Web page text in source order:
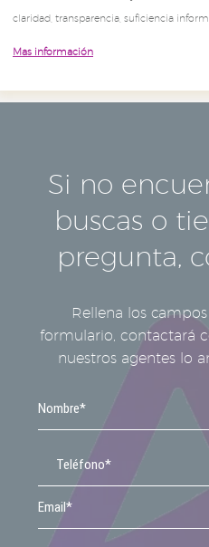
claridad, transparencia, suficiencia
Mas información
Si no
buscas o
pregunta,
Rellena los
formulario, contactará
nuestros agentes lo